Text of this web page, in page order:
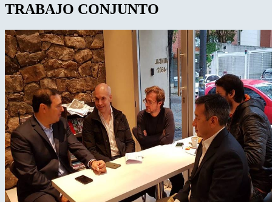
TRABAJO CONJUNTO